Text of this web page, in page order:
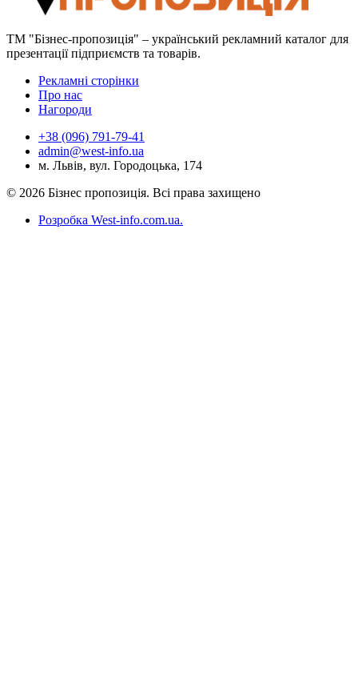
ТМ "Бізнес-пропозиція" – український рекламний каталог для
презентації підприємств та товарів.
Рекламні сторінки
Про нас
Нагороди
+38 (096) 791-79-41
admin@west-info.ua
м. Львів, вул. Городоцька, 174
© 2026 Бізнес пропозиція. Всі права захищено
Розробка West-info.com.ua.